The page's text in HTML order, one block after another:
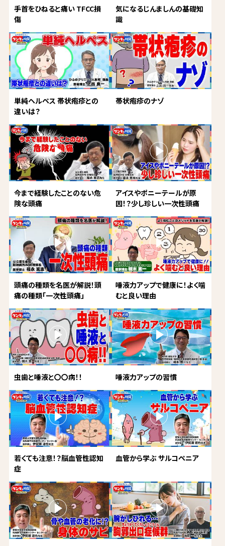
手首をひねると痛い TFCC損
傷
気になるじんましんの基礎知
識
単純ヘルペス 帯状疱疹との
違いは？
帯状疱疹のナゾ
今まで経験したことのない危
険な頭痛
アイスやポニーテールが原
因！？少し珍しい一次性頭痛
頭痛の種類を名医が解説！頭
痛の種類「一次性頭痛」
唾液力アップで健康に！よく噛
むと良い理由
虫歯と唾液と〇〇病！！ 唾液力アップの習慣
若くても注意！？脳血管性認知
症
血管から学ぶ サルコペニア